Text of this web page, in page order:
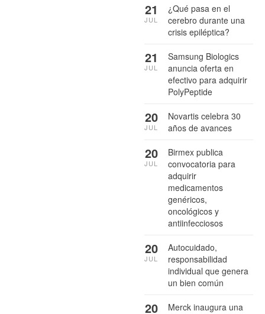
¿Qué pasa en el
cerebro durante una
crisis epiléptica?
21
JUL
Samsung Biologics
anuncia oferta en
efectivo para adquirir
PolyPeptide
21
JUL
Novartis celebra 30
años de avances
20
JUL
Birmex publica
convocatoria para
adquirir
medicamentos
genéricos,
oncológicos y
antiinfecciosos
20
JUL
Autocuidado,
responsabilidad
individual que genera
un bien común
20
JUL
Merck inaugura una
20